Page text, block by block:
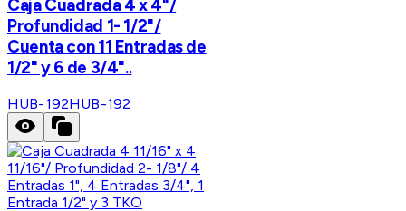
Caja Cuadrada 4 x 4"/
Profundidad 1- 1/2"/
Cuenta con 11 Entradas de
1/2" y 6 de 3/4"..
HUB-192HUB-192